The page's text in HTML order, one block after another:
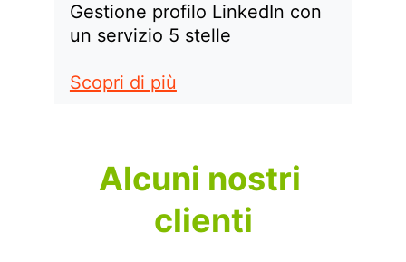
Gestione profilo LinkedIn con
un servizio 5 stelle
Scopri di più
Alcuni nostri
clienti